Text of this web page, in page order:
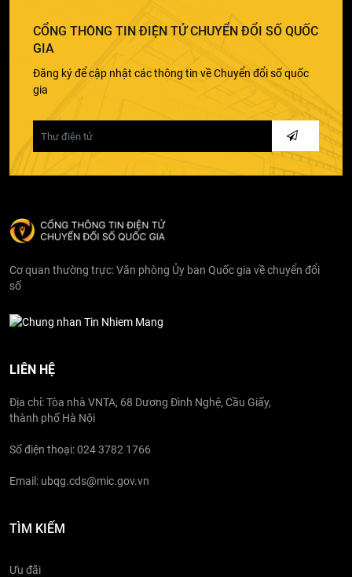
CỔNG THÔNG TIN ĐIỆN TỬ CHUYỂN ĐỔI SỐ QUỐC
GIA
Đăng ký để cập nhật các thông tin về Chuyển đổi số quốc
gia
Cơ quan thường trực: Văn phòng Ủy ban Quốc gia về chuyển đổi
số
LIÊN HỆ
Địa chỉ: Tòa nhà VNTA, 68 Dương Đình Nghệ, Cầu Giấy,
thành phố Hà Nội
Số điện thoại: 024 3782 1766
Email: ubqg.cds@mic.gov.vn
TÌM KIẾM
Ưu đãi